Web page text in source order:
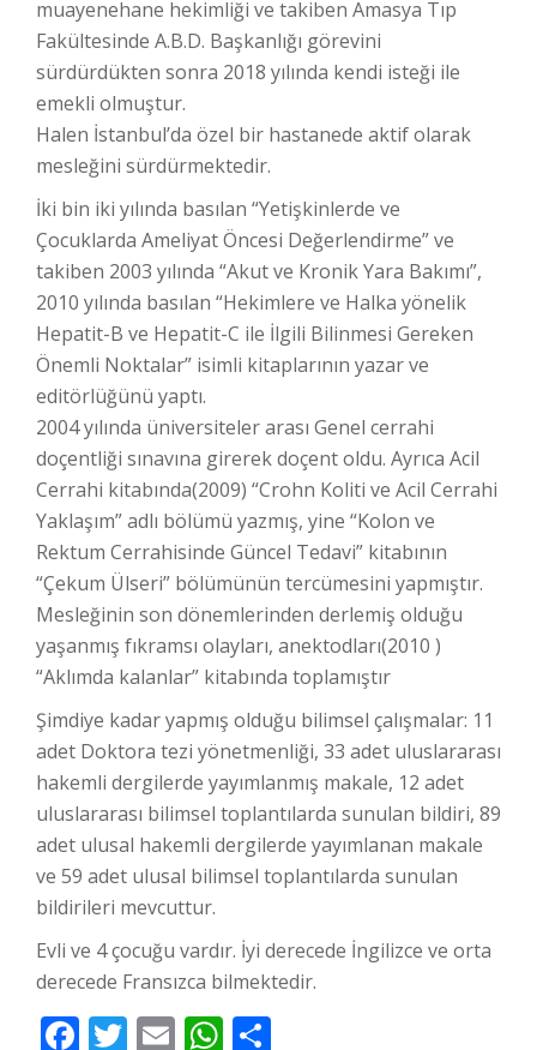
muayenehane hekimliği ve takiben Amasya Tıp
Fakültesinde A.B.D. Başkanlığı görevini
sürdürdükten sonra 2018 yılında kendi isteği ile
emekli olmuştur.
Halen İstanbul’da özel bir hastanede aktif olarak
mesleğini sürdürmektedir.
İki bin iki yılında basılan “Yetişkinlerde ve
Çocuklarda Ameliyat Öncesi Değerlendirme” ve
takiben 2003 yılında “Akut ve Kronik Yara Bakımı”,
2010 yılında basılan “Hekimlere ve Halka yönelik
Hepatit-B ve Hepatit-C ile İlgili Bilinmesi Gereken
Önemli Noktalar” isimli kitaplarının yazar ve
editörlüğünü yaptı.
2004 yılında üniversiteler arası Genel cerrahi
doçentliği sınavına girerek doçent oldu. Ayrıca Acil
Cerrahi kitabında(2009) “Crohn Koliti ve Acil Cerrahi
Yaklaşım” adlı bölümü yazmış, yine “Kolon ve
Rektum Cerrahisinde Güncel Tedavi” kitabının
“Çekum Ülseri” bölümünün tercümesini yapmıştır.
Mesleğinin son dönemlerinden derlemiş olduğu
yaşanmış fıkramsı olayları, anektodları(2010 )
“Aklımda kalanlar” kitabında toplamıştır
Şimdiye kadar yapmış olduğu bilimsel çalışmalar: 11
adet Doktora tezi yönetmenliği, 33 adet uluslararası
hakemli dergilerde yayımlanmış makale, 12 adet
uluslararası bilimsel toplantılarda sunulan bildiri, 89
adet ulusal hakemli dergilerde yayımlanan makale
ve 59 adet ulusal bilimsel toplantılarda sunulan
bildirileri mevcuttur.
Evli ve 4 çocuğu vardır. İyi derecede İngilizce ve orta
derecede Fransızca bilmektedir.
FacebookTwitterEmail WhatsApp